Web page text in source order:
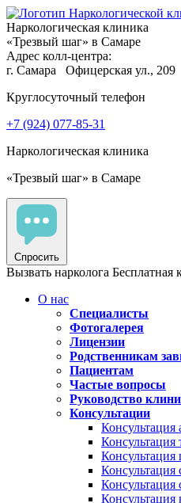
Наркологическая клиника
«Трезвый шаг» в Самаре
Адрес колл-центра:
г. Самара
Офицерская ул., 209
Круглосуточный телефон
+7 (924) 077-85-31
Наркологическая клиника
«Трезвый шаг» в Самаре
Спросить
Вызвать нарколога Бесплатная
О нас
Специалисты
Фотогалерея
Лицензии
Родственникам
Пациентам
Частые вопросы
Руководство
Консультации
Консультация
Консультация
Консультация
Консультация
Консультация
Консультация